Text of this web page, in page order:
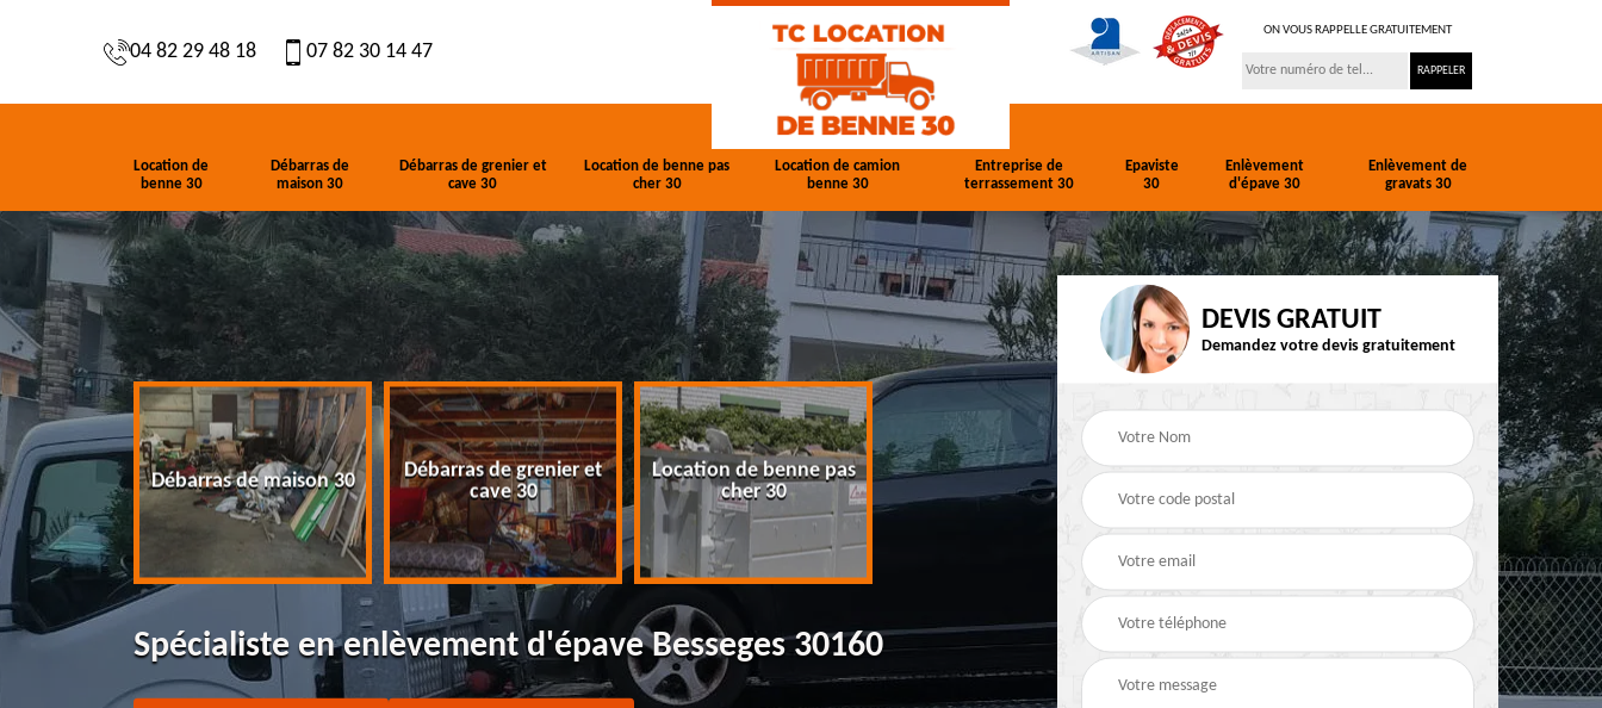
04 82 29 48 18 07 82 30 14 47
ON VOUS RAPPELLE GRATUITEMENT
Location de
benne 30
Débarras de
maison 30
Débarras de grenier et
cave 30
Location de benne pas
cher 30
Location de camion
benne 30
Entreprise de
terrassement 30
Epaviste
30
Enlèvement
d'épave 30
Enlèvement de
gravats 30
benne 30 Débarras de maison 30
Débarras de grenier et
cave 30
Location de benne pas
cher 30
Location de camion
benne 30
Entreprise de
terrassement 30
Epaviste 30
Spécialiste en enlèvement d'épave Besseges 30160
DEVIS GRATUIT
Demandez votre devis gratuitement